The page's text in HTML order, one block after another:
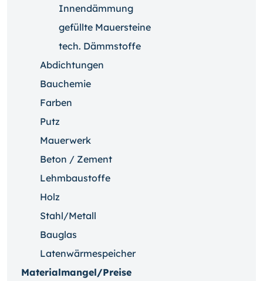
Innendämmung
gefüllte Mauersteine
tech. Dämmstoffe
Abdichtungen
Bauchemie
Farben
Putz
Mauerwerk
Beton / Zement
Lehmbaustoffe
Holz
Stahl/Metall
Bauglas
Latenwärmespeicher
Materialmangel/Preise